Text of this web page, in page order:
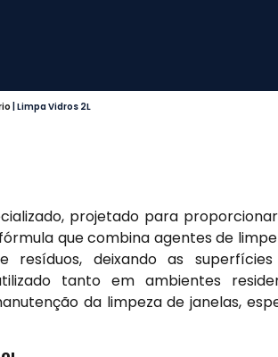
Limpa Vidros 2L
projetado para
que combina agentes de
resíduos, deixando as
tanto em ambientes
da limpeza de janelas,